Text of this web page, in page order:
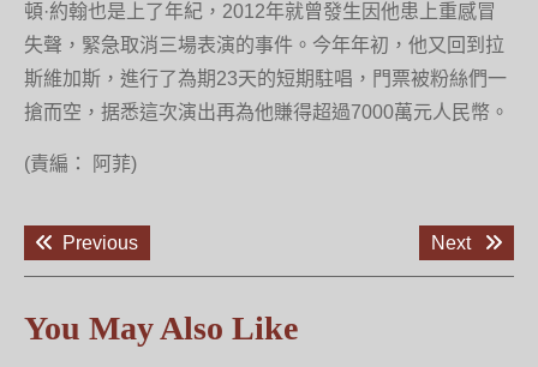
頓·約翰也是上了年紀，2012年就曾發生因他患上重感冒
失聲，緊急取消三場表演的事件。今年年初，他又回到拉
斯維加斯，進行了為期23天的短期駐唱，門票被粉絲們一
搶而空，据悉這次演出再為他賺得超過7000萬元人民幣。
(責編： 阿菲)
章
導
覽
PreviousPrevious
Next
Next
You May Also Like